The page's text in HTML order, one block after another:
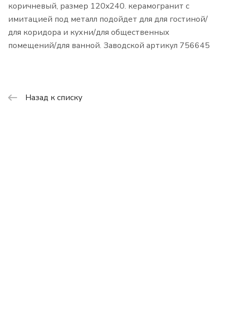
коричневый, размер 120x240. керамогранит с
имитацией под металл подойдет для для гостиной/
для коридора и кухни/для общественных
помещений/для ванной. Заводской артикул 756645
Назад к списку